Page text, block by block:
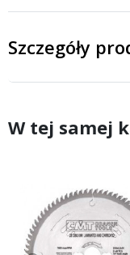
Szczegóły
W tej samej